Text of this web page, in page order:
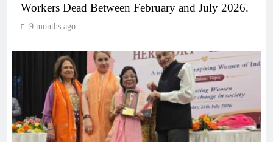
Workers Dead Between February and July 2026.
9 months ago